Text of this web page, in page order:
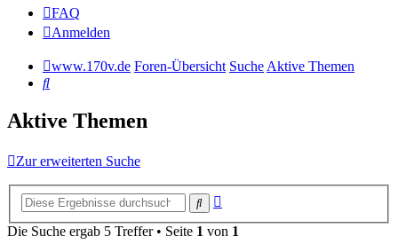
FAQ
Anmelden
www.170v.de Foren-Übersicht SucheAktive Themen
Suche
Aktive Themen
Zur erweiterten Suche
Suche
Die Suche ergab 5 Treffer • Seite 1 von 1